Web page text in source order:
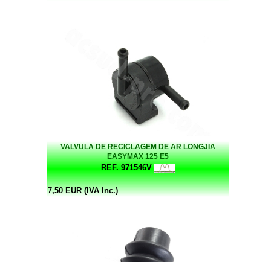
VALVULA DE RECICLAGEM DE AR LONGJIA
EASYMAX 125 E5
REF. 971546V
7,50 EUR (IVA Inc.)